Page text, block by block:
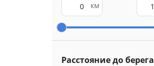
км
Расстояние до берега